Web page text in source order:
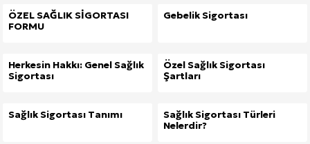
ÖZEL SAĞLIK SİGORTASI
FORMU
Gebelik Sigortası
Herkesin Hakkı: Genel Sağlık
Sigortası
Özel Sağlık Sigortası
Şartları
Sağlık Sigortası Tanımı
Sağlık Sigortası Türleri
Nelerdir?